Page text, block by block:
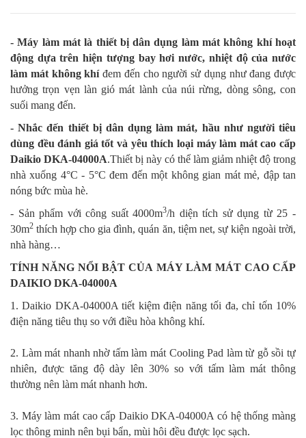
- Máy làm mát là thiết bị dân dụng làm mát không khí hoạt
động dựa trên hiện tượng bay hơi nước, nhiệt độ của nước
làm mát không khíđem đến cho người sử dụng như đang được
hưởng trọn vẹn làn gió mát lành của núi rừng, dòng sông, con
suối mang đến.
- Nhắc đến thiết bị dân dụng làm mát, hầu như người tiêu
dùng đều đánh giá tốt và yêu thích loại máy làm mát cao cấp
Daikio DKA-04000A.Thiết bị này có thể làm giảm nhiệt độ trong
nhà xuống 4°C - 5°C đem đến một không gian mát mẻ, đập tan
nóng bức mùa hè.
- Sản phẩm với công suất 4000m3/h diện tích sử dụng từ 25 -
30m2 thích hợp cho gia đình, quán ăn, tiệm net, sự kiện ngoài trời,
nhà hàng…
TÍNH NĂNG NỔI BẬT CỦA MÁY LÀM MÁT CAO CẤP
DAIKIO DKA-04000A
1. Daikio DKA-04000A tiết kiệm điện năng tối đa, chỉ tốn 10%
điện năng tiêu thụ so với điều hòa không khí.
2. Làm mát nhanh nhờ tấm làm mát Cooling Pad làm từ gỗ sồi tự
nhiên, được tăng độ dày lên 30% so với tấm làm mát thông
thường nên làm mát nhanh hơn.
3. Máy làm mát cao cấp Daikio DKA-04000A có hệ thống màng
lọc thông minh nên bụi bẩn, mùi hôi đều được lọc sạch.